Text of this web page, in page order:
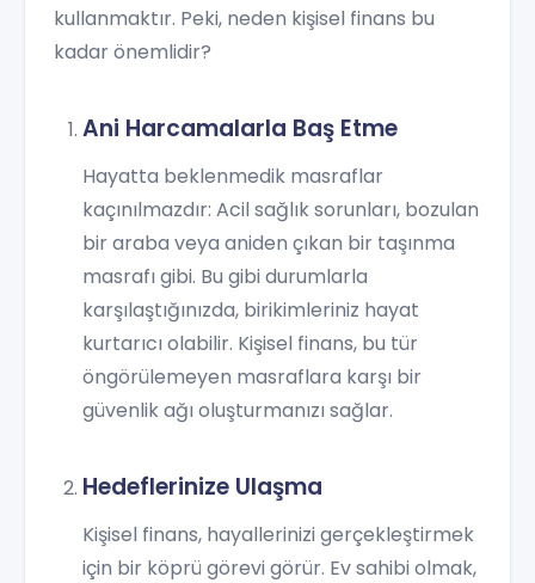
kullanmaktır. Peki, neden kişisel finans bu
kadar önemlidir?
Ani Harcamalarla Baş Etme
Hayatta beklenmedik masraflar
kaçınılmazdır: Acil sağlık sorunları, bozulan
bir araba veya aniden çıkan bir taşınma
masrafı gibi. Bu gibi durumlarla
karşılaştığınızda, birikimleriniz hayat
kurtarıcı olabilir. Kişisel finans, bu tür
öngörülemeyen masraflara karşı bir
güvenlik ağı oluşturmanızı sağlar.
Hedeflerinize Ulaşma
Kişisel finans, hayallerinizi gerçekleştirmek
için bir köprü görevi görür. Ev sahibi olmak,